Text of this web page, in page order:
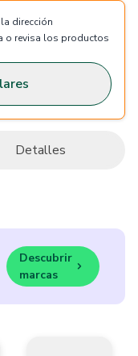
dirección
o revisa los productos
Detalles
Descubrir
marcas